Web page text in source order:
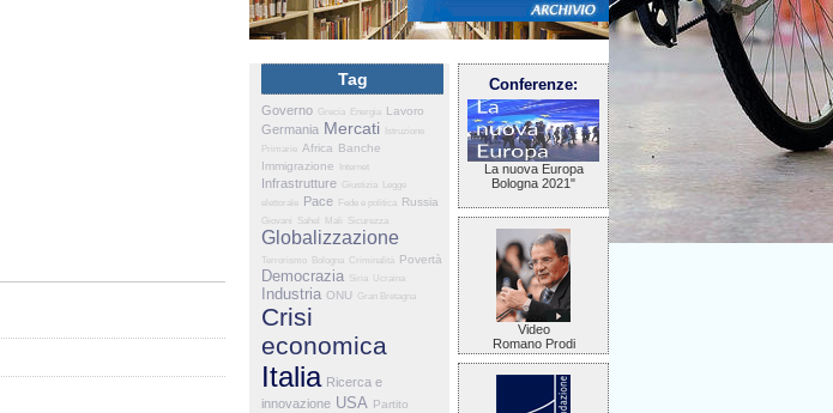
Tag
Governo Grecia Energia Lavoro
Germania Mercati
Istruzione
Primarie Africa Banche
Immigrazione
Internet
Infrastrutture Giustizia
Legge
elettorale Pace Fede e politica Russia
Giovani Sahel Mali Sicurezza
Globalizzazione
Terrorismo Bologna Criminalità Povertà
Democrazia Siria Ucraina
Industria ONU Gran Bretagna
Crisi
economica
Italia Ricerca e
innovazione USA Partito
Conferenze:
La nuova Europa
Bologna 2021"
Video
Romano Prodi